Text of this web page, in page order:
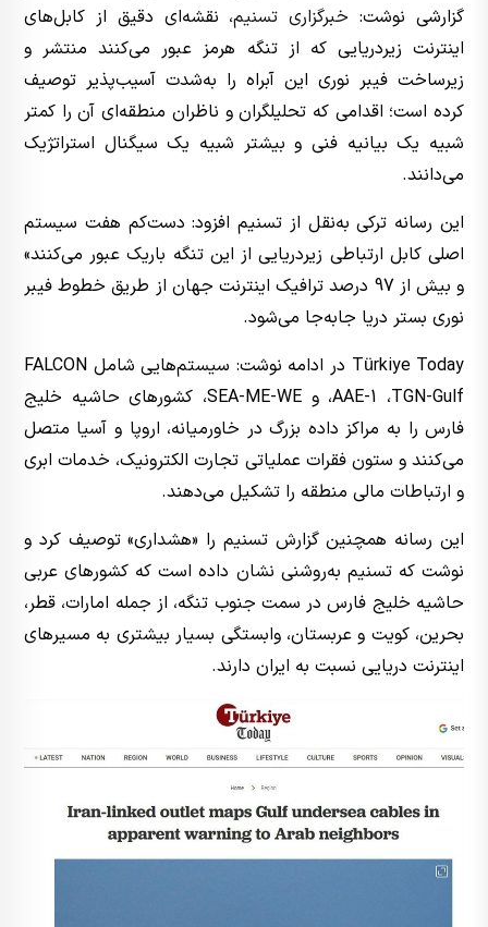
گزارشی نوشت: خبرگزاری تسنیم، نقشه‌ای دقیق از کابل‌های
اینترنت زیردریایی که از تنگه هرمز عبور می‌کنند منتشر و
زیرساخت فیبر نوری این آبراه را به‌شدت آسیب‌پذیر توصیف
کرده است؛ اقدامی که تحلیلگران و ناظران منطقه‌ای آن را کمتر
شبیه یک بیانیه فنی و بیشتر شبیه یک سیگنال استراتژیک
می‌دانند.
این رسانه ترکی به‌نقل از تسنیم افزود: دست‌کم هفت سیستم
اصلی کابل ارتباطی زیردریایی از این تنگه باریک عبور می‌کنند»
و بیش از 97 درصد ترافیک اینترنت جهان از طریق خطوط فیبر
نوری بستر دریا جابه‌جا می‌شود.
Türkiye Today در ادامه نوشت: سیستم‌هایی شامل FALCON
،AAE-1 ،TGN-Gulf و SEA-ME-WE، کشورهای حاشیه خلیج
فارس را به مراکز داده بزرگ در خاورمیانه، اروپا و آسیا متصل
می‌کنند و ستون فقرات عملیاتی تجارت الکترونیک، خدمات ابری
و ارتباطات مالی منطقه را تشکیل می‌دهند.
این رسانه همچنین گزارش تسنیم را «هشداری» توصیف کرد و
نوشت که تسنیم به‌روشنی نشان داده است که کشورهای عربی
حاشیه خلیج فارس در سمت جنوب تنگه، از جمله امارات، قطر،
بحرین، کویت و عربستان، وابستگی بسیار بیشتری به مسیرهای
اینترنت دریایی نسبت به ایران دارند.